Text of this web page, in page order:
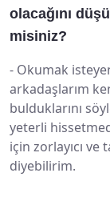
olacağını
misiniz?
- Okumak
arkadaşlarım
bulduklarını
yeterli
için zorlayıcı
diyebilirim.